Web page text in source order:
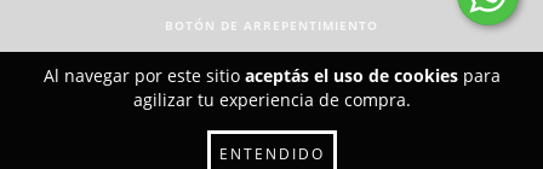
Al navegar por este sitio aceptás el uso de cookiespara
agilizar tu experiencia de compra.
ENTENDIDO
BOTÓN DE ARREPENTIMIENTO